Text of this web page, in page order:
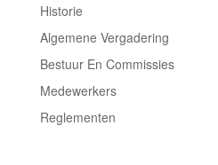
Historie
Algemene Vergadering
Bestuur En Commissies
Medewerkers
Reglementen